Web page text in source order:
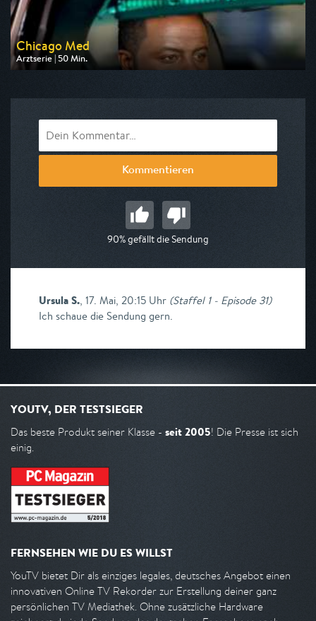
Chicago Med
Arztserie | 50 Min.
Ausgestrahlt von VOXup
Kommentieren
90% gefällt die Sendung
Ursula S., 17. Mai, 20:15 Uhr (Staffel 1 - Episode 31)
Ich schaue die Sendung gern.
YOUTV, DER TESTSIEGER
Das beste Produkt seiner Klasse - seit 2005! Die Presse ist sich
einig.
FERNSEHEN WIE DU ES WILLST
YouTV bietet Dir als einziges legales, deutsches Angebot einen
innovativen Online TV Rekorder zur Erstellung deiner ganz
persönlichen TV Mediathek. Ohne zusätzliche Hardware